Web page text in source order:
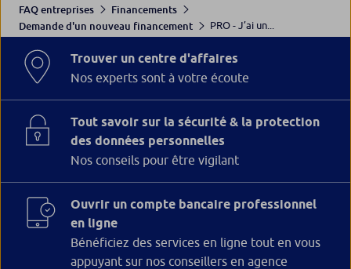
FAQ entreprises
Financements
Demande d'un nouveau financement
PRO - J’ai un...
Trouver un centre d'affaires
Nos experts sont à votre écoute
Tout savoir sur la sécurité & la protection
des données personnelles
Nos conseils pour être vigilant
Ouvrir un compte bancaire professionnel
en ligne
Bénéficiez des services en ligne tout en vous
appuyant sur nos conseillers en agence